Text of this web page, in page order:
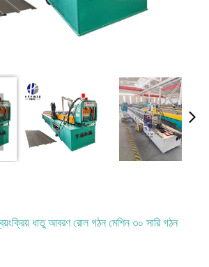
ধাতু আবরণ রোল গঠন মেশিন ৩০ সারি গঠন